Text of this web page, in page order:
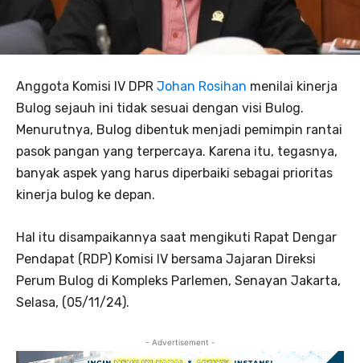
Anggota Komisi IV DPR Johan Rosihan menilai kinerja
Bulog sejauh ini tidak sesuai dengan visi Bulog.
Menurutnya, Bulog dibentuk menjadi pemimpin rantai
pasok pangan yang terpercaya. Karena itu, tegasnya,
banyak aspek yang harus diperbaiki sebagai prioritas
kinerja bulog ke depan.
Hal itu disampaikannya saat mengikuti Rapat Dengar
Pendapat (RDP) Komisi IV bersama Jajaran Direksi
Perum Bulog di Kompleks Parlemen, Senayan Jakarta,
Selasa, (05/11/24).
- Advertisement -